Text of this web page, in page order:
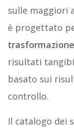
sulle maggiori
è progettato
risultati
basato sui
controllo.
Il catalogo dei